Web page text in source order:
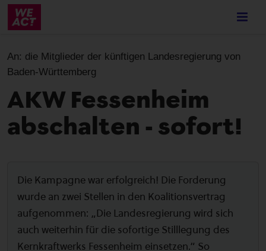
Skip
content
An: die Mitglieder der künftigen Landesregierung von
Baden-Württemberg
AKW Fessenheim
abschalten - sofort!
Die Kampagne war erfolgreich! Die Forderung
wurde an zwei Stellen in den Koalitionsvertrag
aufgenommen: „Die Landesregierung wird sich
auch weiterhin für die sofortige Stilllegung des
Kernkraftwerks Fessenheim einsetzen.“ So